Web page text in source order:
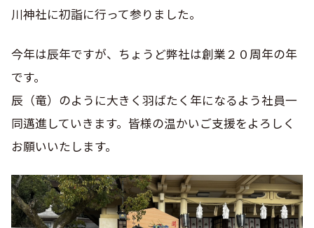
川神社に初詣に行って参りました。
今年は辰年ですが、ちょうど弊社は創業２０周年の年
です。
辰（竜）のように大きく羽ばたく年になるよう社員一
同邁進していきます。皆様の温かいご支援をよろしく
お願いいたします。